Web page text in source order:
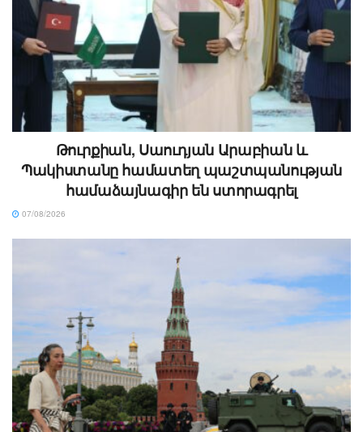
Թուրքիան, Սաուդյան Արաբիան և
Պակիստանը համատեղ պաշտպանության
համաձայնագիր են ստորագրել
07/08/2026